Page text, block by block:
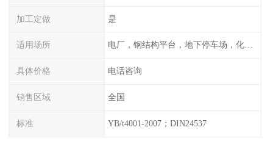
加工定做 是
适用场所 电厂，钢结构平台，地下停车场，化工平台，港口码头
具体价格 电话咨询
销售区域 全国
标准 YB/t4001-2007；DIN24537